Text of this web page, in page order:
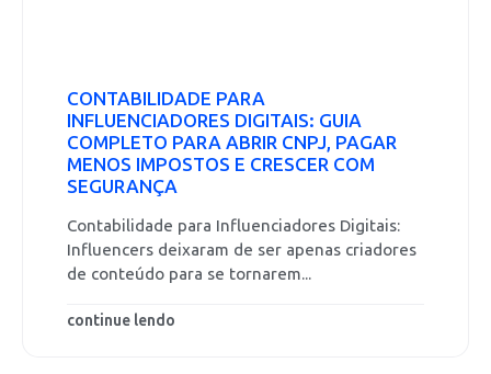
CONTABILIDADE PARA
INFLUENCIADORES DIGITAIS: GUIA
COMPLETO PARA ABRIR CNPJ, PAGAR
MENOS IMPOSTOS E CRESCER COM
SEGURANÇA
Contabilidade para Influenciadores Digitais:
Influencers deixaram de ser apenas criadores
de conteúdo para se tornarem...
continue lendo